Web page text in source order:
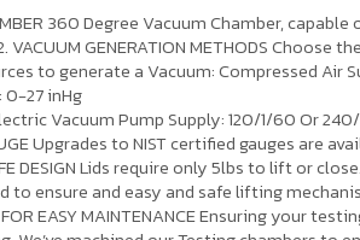
360 Degree Vacuum Chamber,
VACUUM GENERATION METHODS Choose
to generate a Vacuum: Compressed Air
0-27 inHg
Vacuum Pump Supply: 120/1/60 Or
Upgrades to NIST certified gauges are
DESIGN Lids require only 5lbs to lift or
to ensure and easy and safe lifting
FOR EASY MAINTENANCE Ensuring your